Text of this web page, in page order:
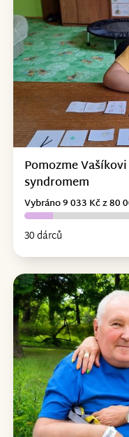
Pomozme
syndromem
30 dárců
Vybráno 9 033 Kč z 80